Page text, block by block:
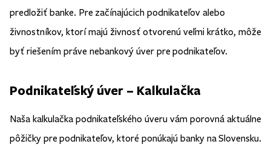
predložiť banke. Pre začínajúcich podnikateľov alebo
živnostníkov, ktorí majú živnosť otvorenú veľmi krátko, môže
byť riešením práve nebankový úver pre podnikateľov.
Podnikateľský úver – Kalkulačka
Naša kalkulačka podnikateľského úveru vám porovná aktuálne
pôžičky pre podnikateľov, ktoré ponúkajú banky na Slovensku.